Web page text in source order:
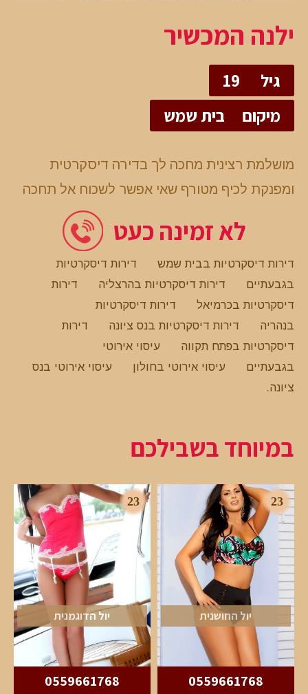
ילנה המכשיר
גיל
19
מיקום
בית שמש
מושלמת רצינית מחכה לך בדירה דיסקרטית
ומפנקת לכיף מטורף שאי אפשר לשכוח אל תחכה
לא זמינה כעט
דירות דיסקרטיות בבית שמש
דירות דיסקרטיות
בגבעתיים
דירות דיסקרטיות בהרצליה
דירות
דיסקרטיות בכרמיאל
דירות דיסקרטיות
בנהריה
דירות דיסקרטיות בנס ציונה
דירות
דיסקרטיות בפתח תקווה
עיסוי אירוטי
בגבעתיים
עיסוי אירוטי בחולון
עיסוי אירוטי בנס
ציונה.
במיוחד בשבילכם
23
יול החושנית
0559661768
23
יול הדוגמנית
0559661768